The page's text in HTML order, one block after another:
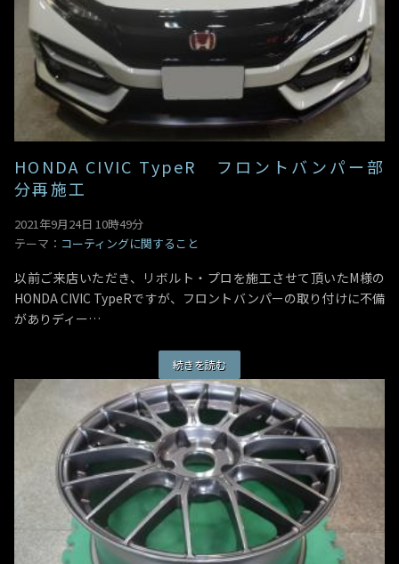
HONDA CIVIC TypeR フロントバンパー部
分再施工
2021年9月24日 10時49分
テーマ： コーティングに関すること
以前ご来店いただき、リボルト・プロを施工させて頂いたM様の
HONDA CIVIC TypeRですが、フロントバンパーの取り付けに不備
がありディー…
続きを読む